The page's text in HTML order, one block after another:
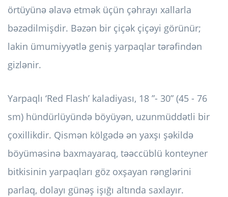
örtüyünə əlavə etmək üçün çəhrayı xallarla
bəzədilmişdir. Bəzən bir çiçək çiçəyi görünür;
lakin ümumiyyətlə geniş yarpaqlar tərəfindən
gizlənir.
Yarpaqlı ‘Red Flash’ kaladiyası, 18 ”- 30” (45 - 76
sm) hündürlüyündə böyüyən, uzunmüddətli bir
çoxillikdir. Qismən kölgədə ən yaxşı şəkildə
böyüməsinə baxmayaraq, təəccüblü konteyner
bitkisinin yarpaqları göz oxşayan rənglərini
parlaq, dolayı günəş işığı altında saxlayır.